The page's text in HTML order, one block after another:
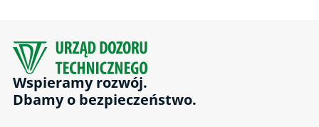
Wspieramy rozwój.
Dbamy o bezpieczeństwo.